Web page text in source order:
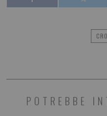
POTREBBE